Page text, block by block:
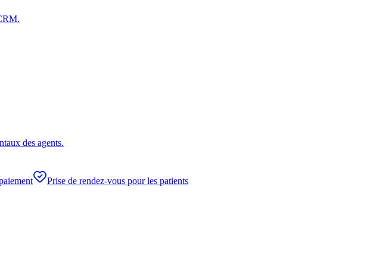
des agents.
Prise de rendez-vous pour les patients